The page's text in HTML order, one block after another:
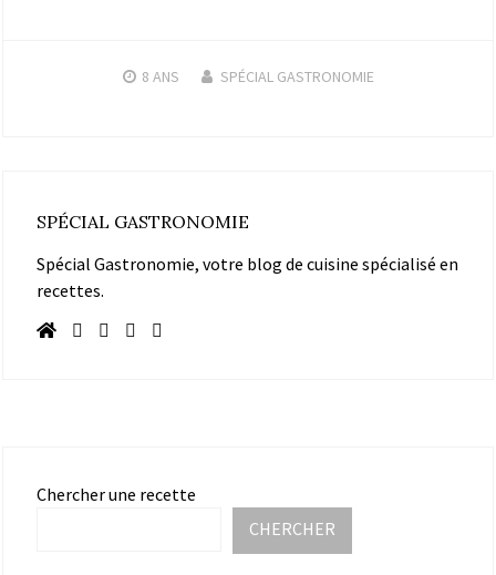
8 ANS SPÉCIAL GASTRONOMIE
SPÉCIAL GASTRONOMIE
Spécial Gastronomie, votre blog de cuisine spécialisé en
recettes.
Chercher une recette
CHERCHER